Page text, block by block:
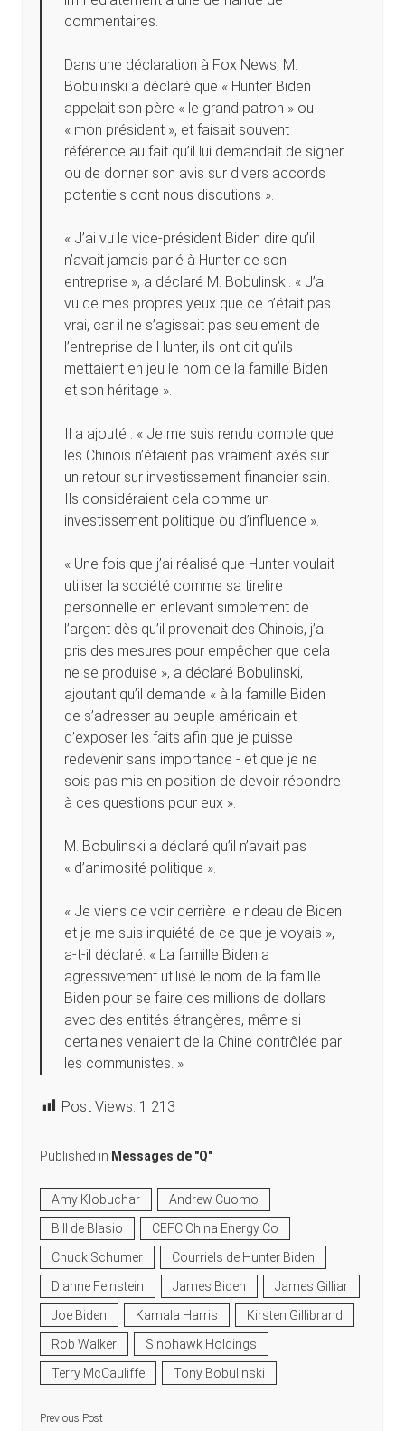
commentaires.
Dans une déclaration à Fox News, M.
Bobulinski a déclaré que « Hunter Biden
appelait son père « le grand patron » ou
« mon président », et faisait souvent
référence au fait qu’il lui demandait de signer
ou de donner son avis sur divers accords
potentiels dont nous discutions ».
« J’ai vu le vice-président Biden dire qu’il
n’avait jamais parlé à Hunter de son
entreprise », a déclaré M. Bobulinski. « J’ai
vu de mes propres yeux que ce n’était pas
vrai, car il ne s’agissait pas seulement de
l’entreprise de Hunter, ils ont dit qu’ils
mettaient en jeu le nom de la famille Biden
et son héritage ».
Il a ajouté : « Je me suis rendu compte que
les Chinois n’étaient pas vraiment axés sur
un retour sur investissement financier sain.
Ils considéraient cela comme un
investissement politique ou d’influence ».
« Une fois que j’ai réalisé que Hunter voulait
utiliser la société comme sa tirelire
personnelle en enlevant simplement de
l’argent dès qu’il provenait des Chinois, j’ai
pris des mesures pour empêcher que cela
ne se produise », a déclaré Bobulinski,
ajoutant qu’il demande « à la famille Biden
de s’adresser au peuple américain et
d’exposer les faits afin que je puisse
redevenir sans importance - et que je ne
sois pas mis en position de devoir répondre
à ces questions pour eux ».
M. Bobulinski a déclaré qu’il n’avait pas
« d’animosité politique ».
« Je viens de voir derrière le rideau de Biden
et je me suis inquiété de ce que je voyais »,
a-t-il déclaré. « La famille Biden a
agressivement utilisé le nom de la famille
Biden pour se faire des millions de dollars
avec des entités étrangères, même si
certaines venaient de la Chine contrôlée par
les communistes. »
Post Views: 1 213
Published in Messages de "Q"
Amy Klobuchar
Andrew Cuomo
Bill de Blasio
CEFC China Energy Co
Chuck Schumer
Courriels de Hunter Biden
Dianne Feinstein
James Biden
James Gilliar
Joe Biden
Kamala Harris
Kirsten Gillibrand
Rob Walker
Sinohawk Holdings
Terry McCauliffe
Tony Bobulinski
Previous Post